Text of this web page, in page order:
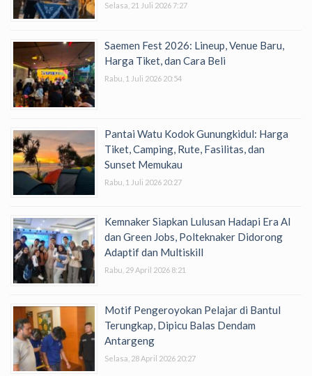
Selasa, 21 Juli 2026 7:27
Saemen Fest 2026: Lineup, Venue Baru,
Harga Tiket, dan Cara Beli
Rabu, 1 Juli 2026 20:54
Pantai Watu Kodok Gunungkidul: Harga
Tiket, Camping, Rute, Fasilitas, dan
Sunset Memukau
Rabu, 1 Juli 2026 20:27
Kemnaker Siapkan Lulusan Hadapi Era AI
dan Green Jobs, Polteknaker Didorong
Adaptif dan Multiskill
Rabu, 29 April 2026 8:21
Motif Pengeroyokan Pelajar di Bantul
Terungkap, Dipicu Balas Dendam
Antargeng
Selasa, 28 April 2026 20:27